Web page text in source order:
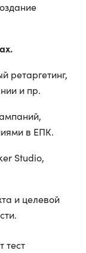
ретаргетинг,
и пр.
в ЕПК.
Studio,
и целевой
тест